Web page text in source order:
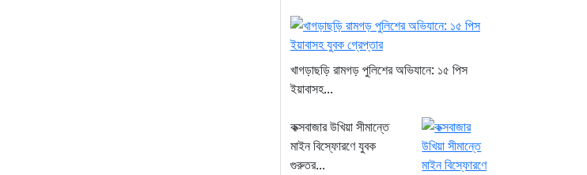
খাগড়াছড়ি রামগড় পুলিশের অভিযানে: ১৫ পিস
ইয়াবাসহ...
কক্সবাজার উখিয়া সীমান্তে
মাইন বিস্ফোরণে যুবক
গুরুতর...